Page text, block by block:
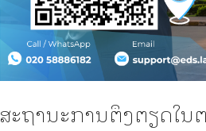
ສະຖານະການຕຶງຕຽດໃ